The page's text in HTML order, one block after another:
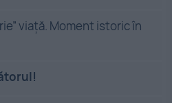
viață. Moment istoric în